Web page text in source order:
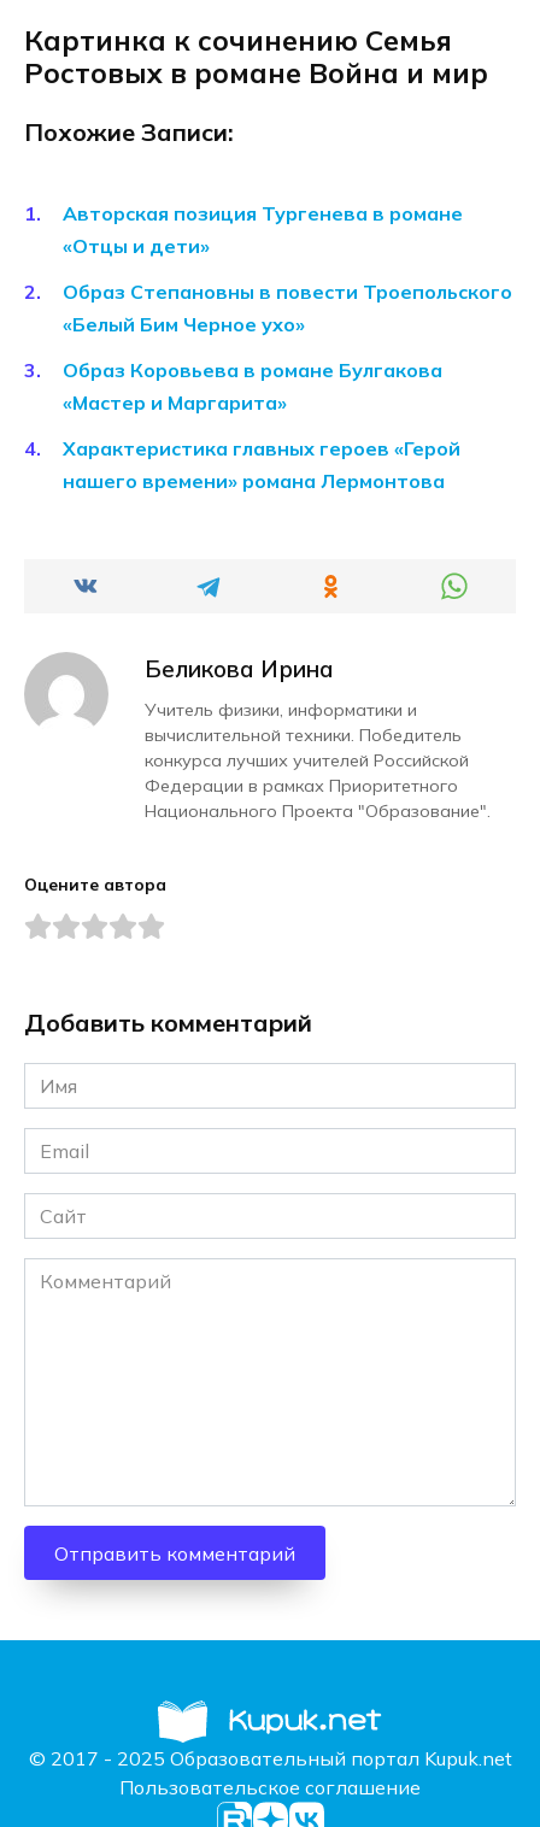
Картинка к сочинению Семья
Ростовых в романе Война и мир
Похожие Записи:
Авторская позиция Тургенева в романе
«Отцы и дети»
Образ Степановны в повести Троепольского
«Белый Бим Черное ухо»
Образ Коровьева в романе Булгакова
«Мастер и Маргарита»
Характеристика главных героев «Герой
нашего времени» романа Лермонтова
Беликова Ирина
Учитель физики, информатики и
вычислительной техники. Победитель
конкурса лучших учителей Российской
Федерации в рамках Приоритетного
Национального Проекта "Образование".
Оцените автора
Добавить комментарий
Имя
*
Email
*
Сайт
Комментарий
© 2017 - 2025 Образовательный портал Kupuk.net
Пользовательское соглашение